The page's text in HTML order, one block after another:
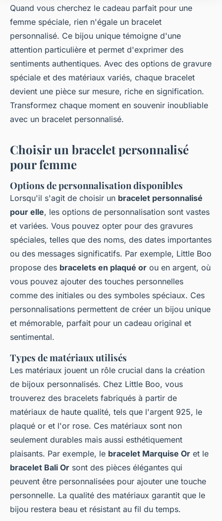
Quand vous cherchez le cadeau parfait pour une
femme spéciale, rien n'égale un bracelet
personnalisé. Ce bijou unique témoigne d'une
attention particulière et permet d'exprimer des
sentiments authentiques. Avec des options de gravure
spéciale et des matériaux variés, chaque bracelet
devient une pièce sur mesure, riche en signification.
Transformez chaque moment en souvenir inoubliable
avec un bracelet personnalisé.
Choisir un bracelet personnalisé
pour femme
Options de personnalisation disponibles
Lorsqu'il s'agit de choisir un bracelet personnalisé
pour elle, les options de personnalisation sont vastes
et variées. Vous pouvez opter pour des gravures
spéciales, telles que des noms, des dates importantes
ou des messages significatifs. Par exemple, Little Boo
propose des bracelets en plaqué or ou en argent, où
vous pouvez ajouter des touches personnelles
comme des initiales ou des symboles spéciaux. Ces
personnalisations permettent de créer un bijou unique
et mémorable, parfait pour un cadeau original et
sentimental.
Types de matériaux utilisés
Les matériaux jouent un rôle crucial dans la création
de bijoux personnalisés. Chez Little Boo, vous
trouverez des bracelets fabriqués à partir de
matériaux de haute qualité, tels que l'argent 925, le
plaqué or et l'or rose. Ces matériaux sont non
seulement durables mais aussi esthétiquement
plaisants. Par exemple, le bracelet Marquise Or et le
bracelet Bali Or sont des pièces élégantes qui
peuvent être personnalisées pour ajouter une touche
personnelle. La qualité des matériaux garantit que le
bijou restera beau et résistant au fil du temps.